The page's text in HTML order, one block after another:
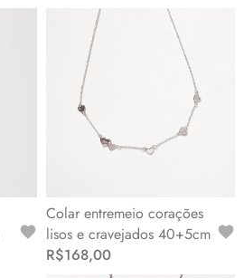
Colar entremeio corações
lisos e cravejados 40+5cm
R$168,00